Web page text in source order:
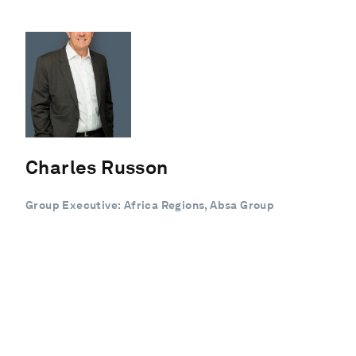
Charles Russon
Group Executive: Africa Regions, Absa Group